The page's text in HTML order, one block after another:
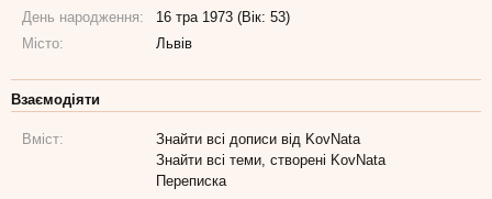
День народження:
16 тра 1973 (Вік: 53)
Місто:
Львів
Взаємодіяти
Вміст:
Знайти всі дописи від KovNata
Знайти всі теми, створені KovNata
Переписка